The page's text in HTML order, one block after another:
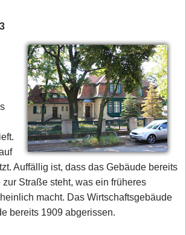
Auffällig ist, dass das Gebäude bereits
Straße steht, was ein früheres
macht. Das Wirtschaftsgebäude
bereits 1909 abgerissen.